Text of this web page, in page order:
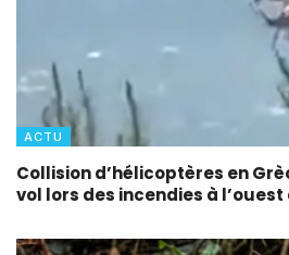
ACTU
Collision d’hélicoptères en
vol lors des incendies à l’ouest